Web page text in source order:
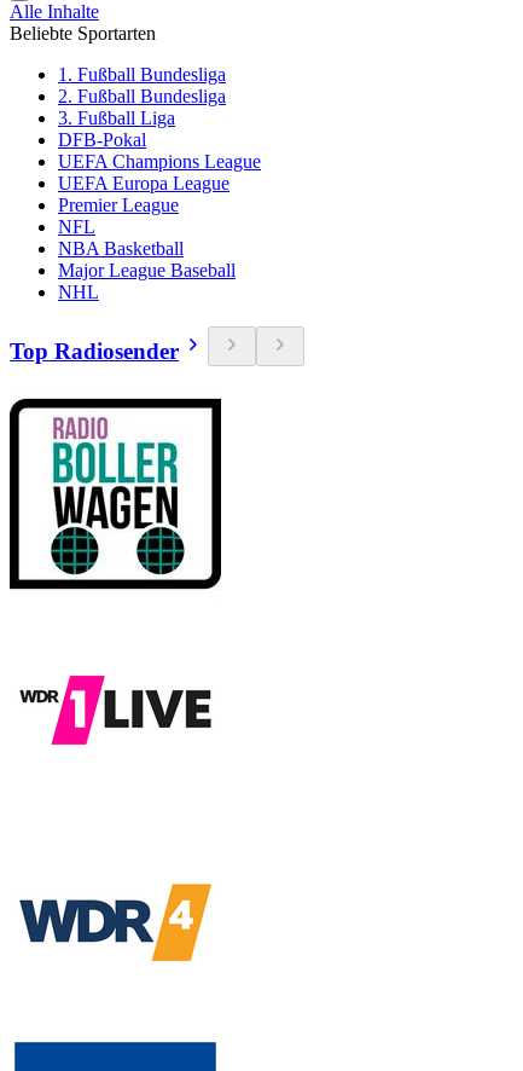
Alle Inhalte
Beliebte Sportarten
1. Fußball Bundesliga
2. Fußball Bundesliga
3. Fußball Liga
DFB-Pokal
UEFA Champions League
UEFA Europa League
Premier League
NFL
NBA Basketball
Major League Baseball
NHL
Top Radiosender